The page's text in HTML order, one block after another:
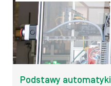
Podstawy automatyki